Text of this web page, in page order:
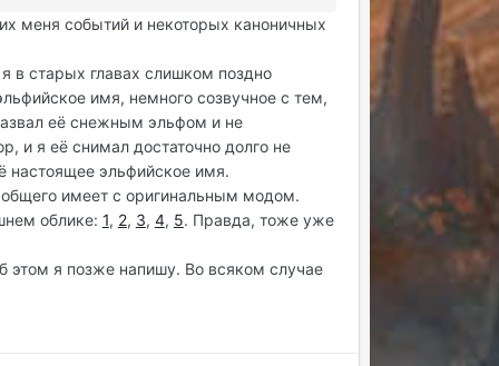
меня событий и некоторых каноничных
в старых главах слишком поздно
имя, немного созвучное с тем,
её снежным эльфом и не
и я её снимал достаточно долго не
настоящее эльфийское имя.
общего имеет с оригинальным модом.
облике: 1, 2, 3, 4, 5. Правда, тоже уже
этом я позже напишу. Во всяком случае